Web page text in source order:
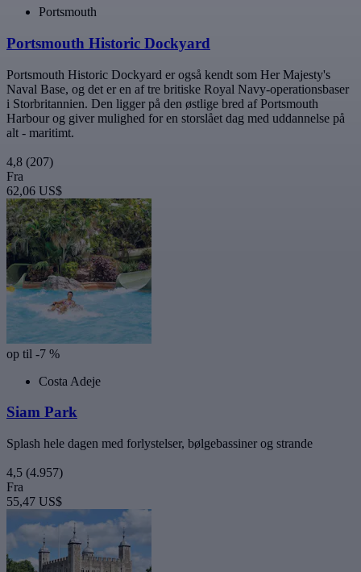
Portsmouth
Portsmouth Historic Dockyard
Portsmouth Historic Dockyard er også kendt som Her Majesty's
Naval Base, og det er en af tre britiske Royal Navy-operationsbaser
i Storbritannien. Den ligger på den østlige bred af Portsmouth
Harbour og giver mulighed for en storslået dag med uddannelse på
alt - maritimt.
4,8 (207)
Fra
62,06 US$
op til -7 %
Costa Adeje
Siam Park
Splash hele dagen med forlystelser, bølgebassiner og strande
4,5 (4.957)
Fra
55,47 US$